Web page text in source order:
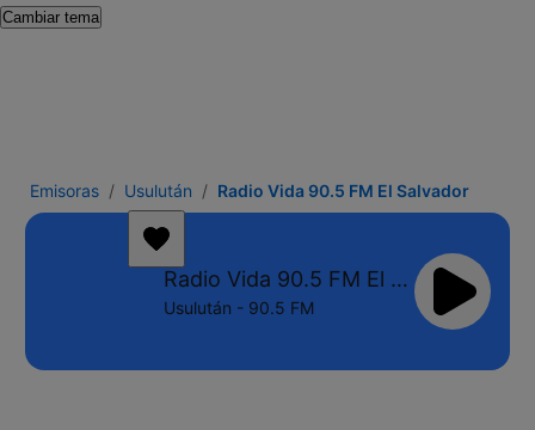
Cambiar tema
Emisoras Usulután Radio Vida 90.5 FM El Salvador
Radio Vida 90.5 FM El Salvador
Usulután - 90.5 FM